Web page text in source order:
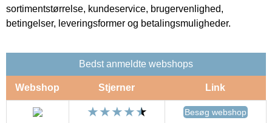
sortimentstørrelse, kundeservice, brugervenlighed,
betingelser, leveringsformer og betalingsmuligheder.
Bedst anmeldte webshops
Webshop Stjerner Link
Besøg webshop